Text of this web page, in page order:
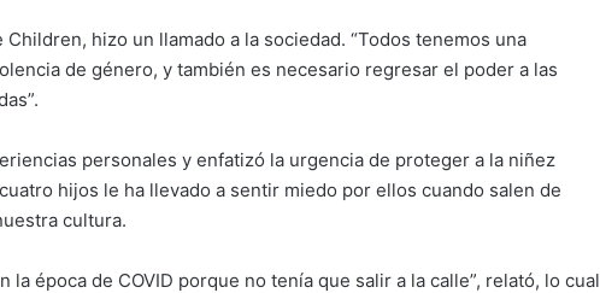
hizo un llamado a la sociedad. “Todos tenemos una
de género, y también es necesario regresar el poder a las
personales y enfatizó la urgencia de proteger a la niñez
hijos le ha llevado a sentir miedo por ellos cuando salen de
cultura.
época de COVID porque no tenía que salir a la calle”, relató, lo cual